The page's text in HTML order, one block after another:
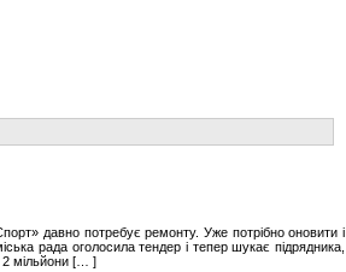
давно потребує ремонту. Уже потрібно оновити і
рада оголосила тендер і тепер шукає підрядника,
2 мільйони [… ]